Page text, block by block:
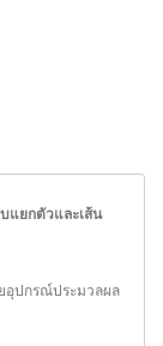
แยกตัวและเส้น
อุปกรณ์ประมวลผล